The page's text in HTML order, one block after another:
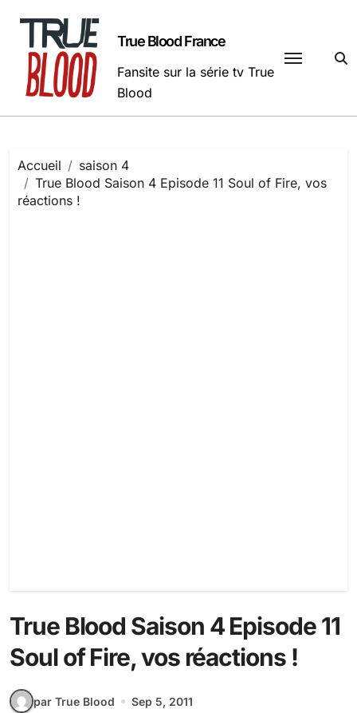
contenu
True Blood France
Fansite sur la série tv True
Blood
Accueil
saison 4
True Blood Saison 4 Episode 11 Soul of Fire, vos
réactions !
True Blood Saison 4 Episode 11
Soul of Fire, vos réactions !
par True Blood
Sep 5, 2011